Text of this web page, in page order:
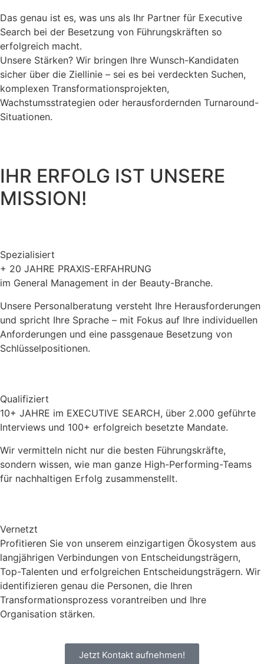
Das genau ist es, was uns als Ihr Partner für Executive
Search bei der Besetzung von Führungskräften so
erfolgreich macht.
Unsere Stärken? Wir bringen Ihre Wunsch-Kandidaten
sicher über die Ziellinie – sei es bei verdeckten Suchen,
komplexen Transformationsprojekten,
Wachstumsstrategien oder herausfordernden Turnaround-
Situationen.
IHR ERFOLG IST UNSERE
MISSION!
Spezialisiert
+ 20 JAHRE PRAXIS-ERFAHRUNG
im General Management in der Beauty-Branche.
Unsere Personalberatung versteht Ihre Herausforderungen
und spricht Ihre Sprache – mit Fokus auf Ihre individuellen
Anforderungen und eine passgenaue Besetzung von
Schlüsselpositionen.
Qualifiziert
10+ JAHRE im EXECUTIVE SEARCH, über 2.000 geführte
Interviews und 100+ erfolgreich besetzte Mandate.
Wir vermitteln nicht nur die besten Führungskräfte,
sondern wissen, wie man ganze High-Performing-Teams
für nachhaltigen Erfolg zusammenstellt.
Vernetzt
Profitieren Sie von unserem einzigartigen Ökosystem aus
langjährigen Verbindungen von Entscheidungsträgern,
Top-Talenten und erfolgreichen Entscheidungsträgern. Wir
identifizieren genau die Personen, die Ihren
Transformationsprozess vorantreiben und Ihre
Organisation stärken.
Jetzt Kontakt aufnehmen!